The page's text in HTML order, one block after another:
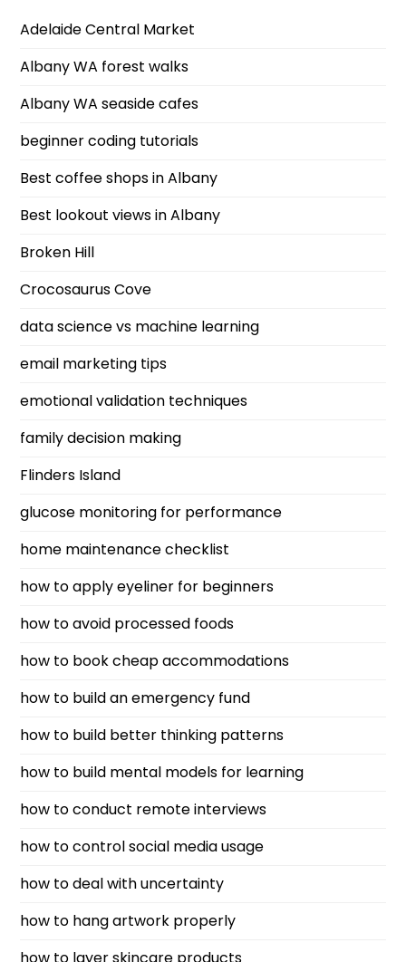
Adelaide Central Market
Albany WA forest walks
Albany WA seaside cafes
beginner coding tutorials
Best coffee shops in Albany
Best lookout views in Albany
Broken Hill
Crocosaurus Cove
data science vs machine learning
email marketing tips
emotional validation techniques
family decision making
Flinders Island
glucose monitoring for performance
home maintenance checklist
how to apply eyeliner for beginners
how to avoid processed foods
how to book cheap accommodations
how to build an emergency fund
how to build better thinking patterns
how to build mental models for learning
how to conduct remote interviews
how to control social media usage
how to deal with uncertainty
how to hang artwork properly